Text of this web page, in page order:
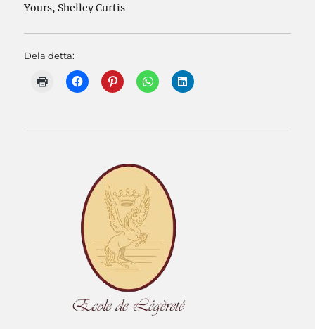
Yours, Shelley Curtis
Dela detta: